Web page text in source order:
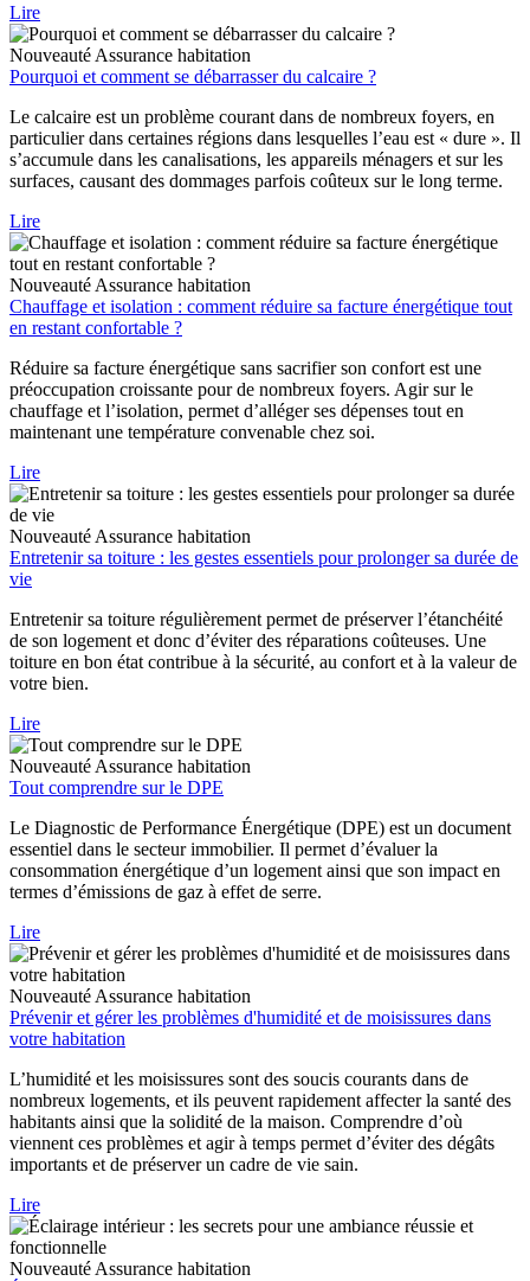
Lire
Nouveauté Assurance habitation
Pourquoi et comment se débarrasser du calcaire ?
Le calcaire est un problème courant dans de nombreux foyers, en
particulier dans certaines régions dans lesquelles l’eau est « dure ». Il
s’accumule dans les canalisations, les appareils ménagers et sur les
surfaces, causant des dommages parfois coûteux sur le long terme.
Lire
Nouveauté Assurance habitation
Chauffage et isolation : comment réduire sa facture énergétique tout
en restant confortable ?
Réduire sa facture énergétique sans sacrifier son confort est une
préoccupation croissante pour de nombreux foyers. Agir sur le
chauffage et l’isolation, permet d’alléger ses dépenses tout en
maintenant une température convenable chez soi.
Lire
Nouveauté Assurance habitation
Entretenir sa toiture : les gestes essentiels pour prolonger sa durée de
vie
Entretenir sa toiture régulièrement permet de préserver l’étanchéité
de son logement et donc d’éviter des réparations coûteuses. Une
toiture en bon état contribue à la sécurité, au confort et à la valeur de
votre bien.
Lire
Nouveauté Assurance habitation
Tout comprendre sur le DPE
Le Diagnostic de Performance Énergétique (DPE) est un document
essentiel dans le secteur immobilier. Il permet d’évaluer la
consommation énergétique d’un logement ainsi que son impact en
termes d’émissions de gaz à effet de serre.
Lire
Nouveauté Assurance habitation
Prévenir et gérer les problèmes d'humidité et de moisissures dans
votre habitation
L’humidité et les moisissures sont des soucis courants dans de
nombreux logements, et ils peuvent rapidement affecter la santé des
habitants ainsi que la solidité de la maison. Comprendre d’où
viennent ces problèmes et agir à temps permet d’éviter des dégâts
importants et de préserver un cadre de vie sain.
Lire
Nouveauté Assurance habitation